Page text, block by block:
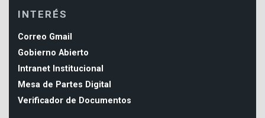
INTERÉS
Correo Gmail
Gobierno Abierto
Intranet Institucional
Mesa de Partes Digital
Verificador de Documentos